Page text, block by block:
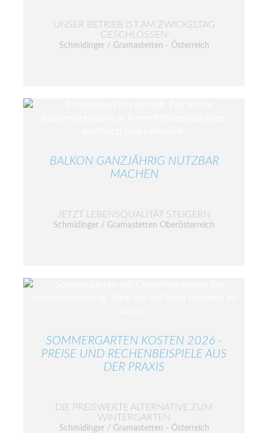
UNSER BETRIEB IST AM ZWICKELTAG
GESCHLOSSEN
Schmidinger / Gramastetten - Österreich
BALKON GANZJÄHRIG NUTZBAR
MACHEN
JETZT LEBENSQUALITÄT STEIGERN
Schmidinger / Gramastetten Oberösterreich
SOMMERGARTEN KOSTEN 2026 -
PREISE UND RECHENBEISPIELE AUS
DER PRAXIS
DIE PREISWERTE ALTERNATIVE ZUM
WINTERGARTEN
Schmidinger / Gramastetten - Österreich